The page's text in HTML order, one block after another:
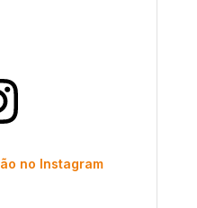
no Instagram